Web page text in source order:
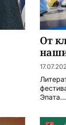
От
Эпата...